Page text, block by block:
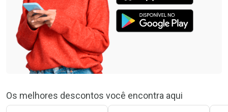
Os melhores descontos você encontra aqui